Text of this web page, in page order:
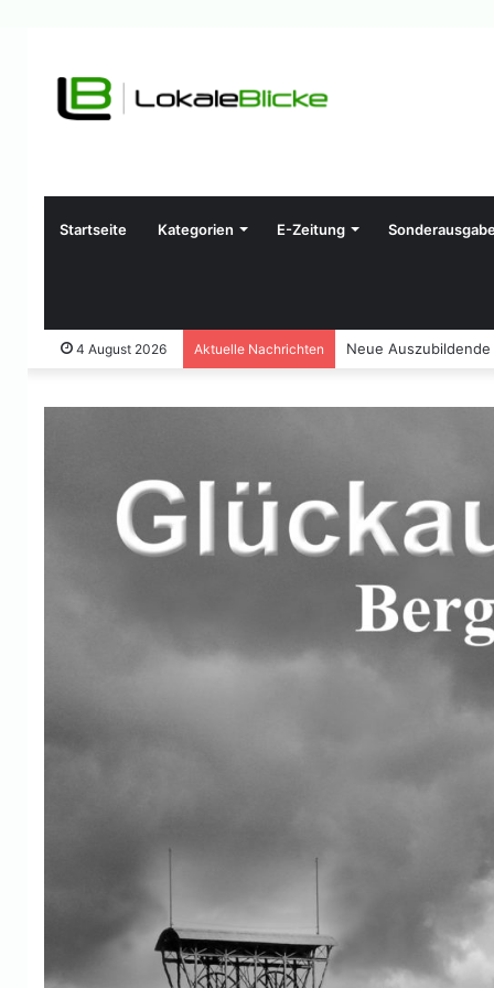
Startseite Kategorien E-Zeitung
4 August 2026 Aktuelle Nachrichten Stadtverwaltung